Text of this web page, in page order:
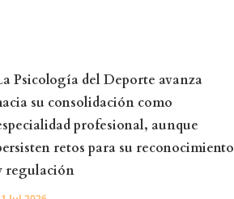
Psicología del Deporte avanza
su consolidación como
profesional, aunque
retos para su reconocimiento
regulación